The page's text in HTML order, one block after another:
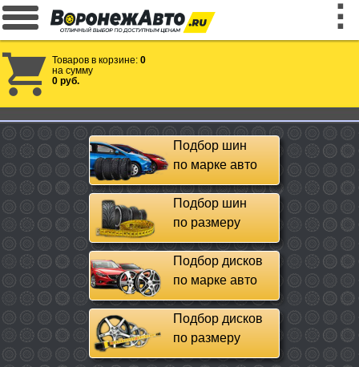
Товаров в корзине: 0
на сумму
0 руб.
Подбор шин
по марке авто
Подбор шин
по размеру
Подбор дисков
по марке авто
Подбор дисков
по размеру